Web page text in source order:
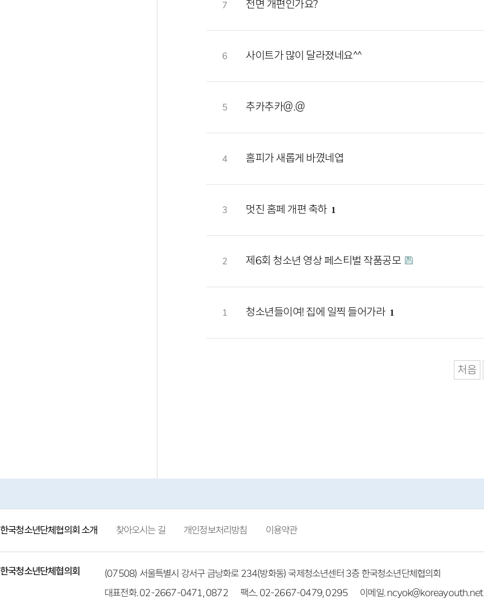
7 전면 개편인가요?
6 사이트가 많이 달라졌네요^^
5 추카추카@.@
4 홈피가 새롭게 바꼈네엽
3 멋진 홈페 개편 축하 1
2 제6회 청소년 영상 페스티벌 작품공모
1 청소년들이여! 집에 일찍 들어가라 1
처음
한국청소년단체협의회 소개 찾아오시는 길 개인정보처리방침 이용약관
한국청소년단체협의회
(07508) 서울특별시 강서구 금낭화로 234(방화동) 국제청소년센터 3층 한국청소년단체협의회
대표전화. 02-2667-0471, 0872
팩스. 02-2667-0479, 0295 이메일. ncyok@koreayouth.net